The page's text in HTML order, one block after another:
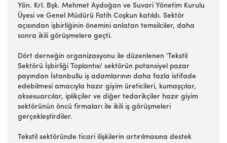
Yön. Krl. Bşk. Mehmet Aydoğan ve Suvari Yönetim Kurulu
Üyesi ve Genel Müdürü Fatih Coşkun katıldı. Sektör
açısından işbirliğinin önemini anlatan temsilciler, daha
sonra ikili görüşmelere geçti.
Dört derneğin organizasyonu ile düzenlenen 'Tekstil
Sektörü İşbirliği Toplantısı' sektörün potansiyel pazar
payından İstanbullu iş adamlarının daha fazla istifade
edebilmesi amacıyla hazır giyim üreticileri, kumaşçılar,
aksesuarcılar, iplikçiler ve diğer tedarikçiler hazır giyim
sektörünün öncü firmaları ile ikili iş görüşmeleri
gerçekleştirdiler.
Tekstil sektöründe ticari ilişkilerin artırılmasına destek